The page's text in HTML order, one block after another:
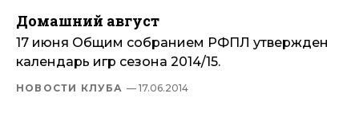
Домашний август
17 июня Общим собранием РФПЛ утвержден
календарь игр сезона 2014/15.
НОВОСТИ КЛУБА — 17.06.2014